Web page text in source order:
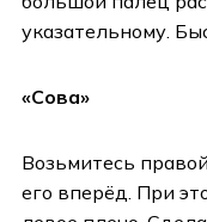
указательному.
«Сова»
Возьмитесь
его вперёд. При